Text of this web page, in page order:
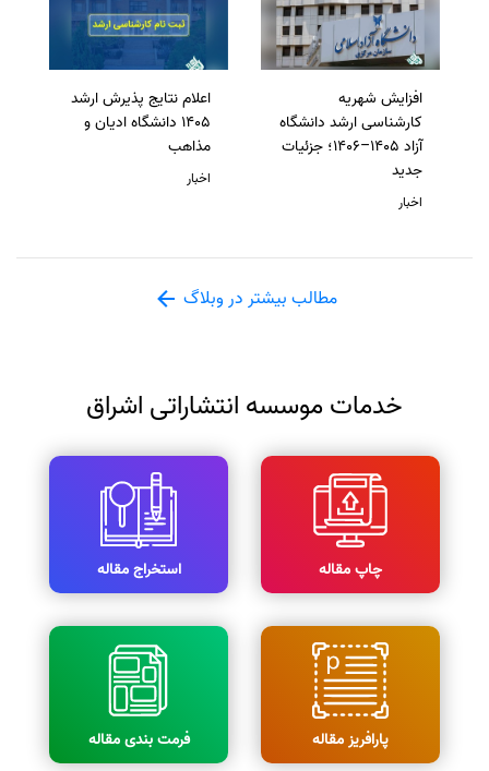
افزایش شهریه
کارشناسی ارشد دانشگاه
آزاد 1405–1406؛ جزئیات
جدید
اخبار
اعلام نتایج پذیرش ارشد
1405 دانشگاه ادیان و
مذاهب
اخبار
مطالب بیشتر در وبلاگ
خدمات موسسه انتشاراتی اشراق
چاپ مقاله استخراج مقاله
پارافریز مقاله فرمت بندی مقاله